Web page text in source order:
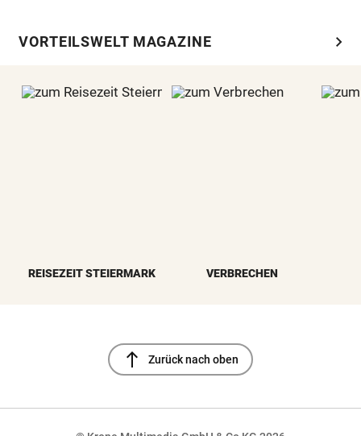
VORTEILSWELT MAGAZINE chevron_right
REISEZEIT STEIERMARK VERBRECHEN
north Zurück nach oben